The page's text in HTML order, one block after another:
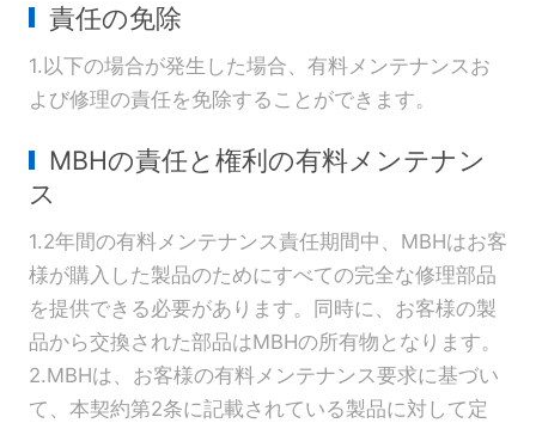
責任の免除
1.以下の場合が発生した場合、有料メンテナンスお
よび修理の責任を免除することができます。
MBHの責任と権利の有料メンテナン
ス
1.2年間の有料メンテナンス責任期間中、MBHはお客
様が購入した製品のためにすべての完全な修理部品
を提供できる必要があります。同時に、お客様の製
品から交換された部品はMBHの所有物となります。
2.MBHは、お客様の有料メンテナンス要求に基づい
て、本契約第2条に記載されている製品に対して定